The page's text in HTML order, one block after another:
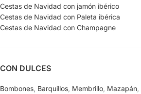
Cestas de Navidad con jamón ibérico
Cestas de Navidad con Paleta ibérica
Cestas de Navidad con Champagne
CON DULCES
Bombones Barquillos Membrillo Mazapán